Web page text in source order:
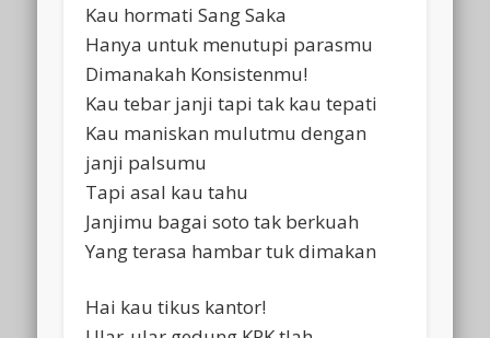
Kau hormati Sang Saka
Hanya untuk menutupi parasmu
Dimanakah Konsistenmu!
Kau tebar janji tapi tak kau tepati
Kau maniskan mulutmu dengan
janji palsumu
Tapi asal kau tahu
Janjimu bagai soto tak berkuah
Yang terasa hambar tuk dimakan
Hai kau tikus kantor!